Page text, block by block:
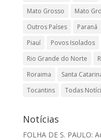
Mato Grosso
Mato
Outros Países
Paraná
Piauí
Povos Isolados
Rio Grande do Norte
Roraima
Santa
Tocantins
Todas
Notícias
FOLHA DE S. PAULO: